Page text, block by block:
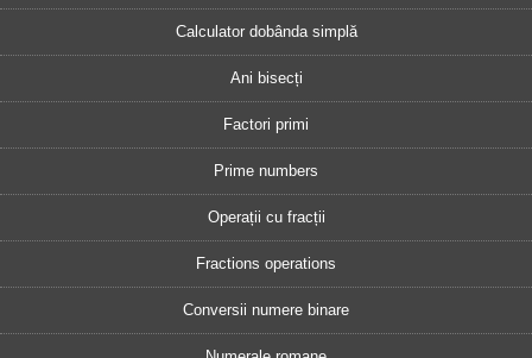
Calculator dobânda simplă
Ani bisecți
Factori primi
Prime numbers
Operații cu fracții
Fractions operations
Conversii numere binare